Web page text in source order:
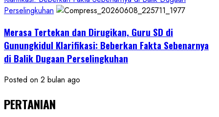
Perselingkuhan
Merasa Tertekan dan Dirugikan, Guru SD di
Gunungkidul Klarifikasi: Beberkan Fakta Sebenarnya
di Balik Dugaan Perselingkuhan
Posted on 2 bulan ago
PERTANIAN